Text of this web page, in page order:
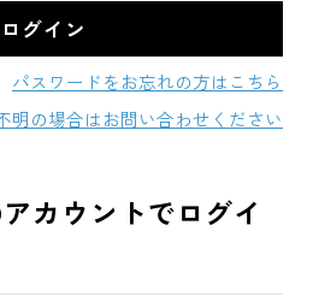
パスワードをお忘れの方はこちら
明の場合はお問い合わせください
カウントでログイ